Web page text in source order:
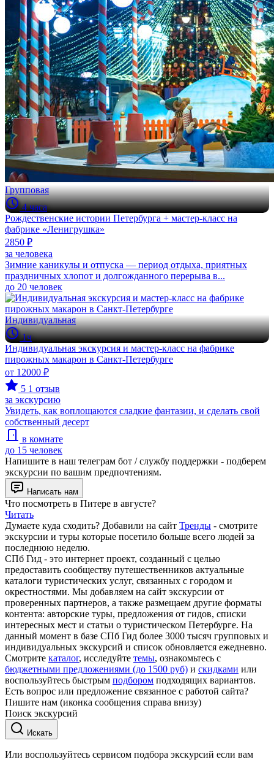
Групповая
4 часа
Рождественские истории Петербурга + мастер-класс на
фабрике «Ленигрушка»
2850 ₽
за человека
Зимние каникулы и отпуска — период отдыха, приятных
праздничных хлопот и долгожданного перерыва в...
до 20 человек
Индивидуальная
1ч
Индивидуальная экскурсия и мастер-класс на фабрике
пирожных макарон в Санкт-Петербурге
от 12000 ₽
5 1 отзыв
за экскурсию
Увидеть, как воплощаются сладкие фантазии, и сделать свой
собственный десерт
в комнате
до 15 человек
Напишите в наш телеграм бот / службу поддержки - подберем
экскурсии по вашим предпочтениям.
Написать нам
Что посмотреть в Питере в августе?
Читать
Думаете куда сходить? Добавили на сайт Тренды - смотрите
экскурсии и туры которые посетило больше всего людей за
последнюю неделю.
СПб Гид - это интернет проект, созданный с целью
предоставить сообществу путешественников актуальные
каталоги туристических услуг, связанных с городом и
окрестностями. Мы добавляем на сайт экскурсии от
проверенных партнеров, а также размещаем другие форматы
контента: авторские туры, предложения от гидов, списки
интересных мест и статьи о туристическом Петербурге. На
данный момент в базе СПб Гид более 3000 тысяч групповых и
индивидуальных экскурсий и список обновляется ежедневно.
Смотрите каталог, исследуйте темы, ознакомьтесь с
бюджетными предложениями (до 1500 руб) и скидками или
воспользуйтесь быстрым подбором подходящих вариантов.
Есть вопрос или предложение связанное с работой сайта?
Пишите нам (иконка сообщения справа внизу)
Поиск экскурсий
Искать
Или воспользуйтесь сервисом подбора экскурсий если вам